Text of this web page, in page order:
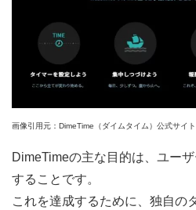
画像引用元：DimeTime（ダイムタイム）公式サイト
DimeTimeの主な目的は、ユー
することです。
これを達成するために、独自の